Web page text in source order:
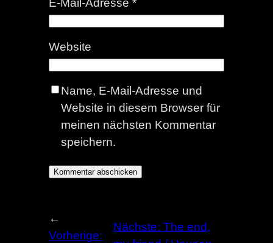
E-Mail-Adresse *
Website
Name, E-Mail-Adresse und
Website in diesem Browser für
meinen nächsten Kommentar
speichern.
←
Vorherige:
Nächste: The end,